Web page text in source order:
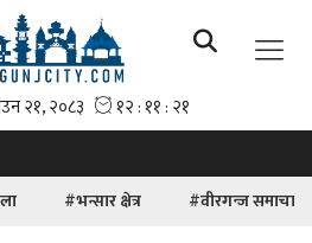
#भन्सार क्षेत्र #वीरगन्ज समाचार